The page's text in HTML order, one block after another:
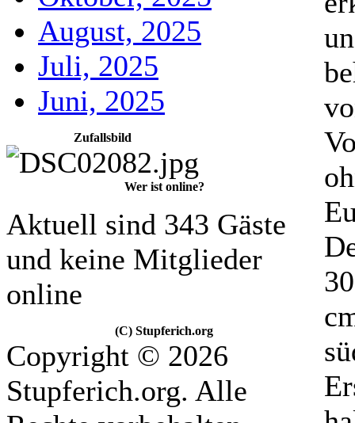
August, 2025
Juli, 2025
Juni, 2025
Zufallsbild
Wer ist online?
Aktuell sind 343 Gäste
und keine Mitglieder
online
(C) Stupferich.org
Copyright © 2026
Stupferich.org. Alle